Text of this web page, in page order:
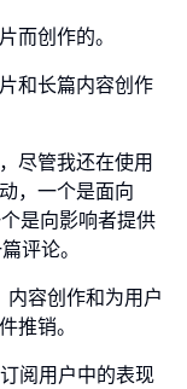
而创作的。
和长篇内容创作
尽管我还在使用
，一个是面向
是向影响者提供
评论。
容创作和为用户
推销。
阅用户中的表现